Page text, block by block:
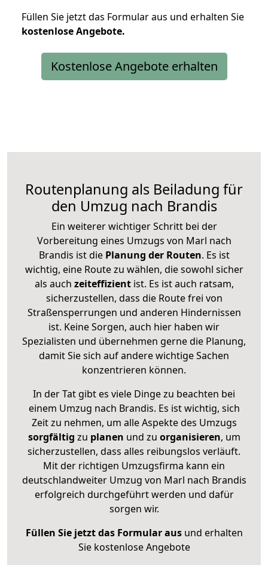
Füllen Sie jetzt das Formular aus und erhalten Sie
kostenloseAngebote.
Kostenlose Angebote erhalten
Routenplanung als Beiladung für
den Umzug nach Brandis
Ein weiterer wichtiger Schritt bei der
Vorbereitung eines Umzugs von Marl nach
Brandis ist diePlanung der Routen. Es ist
wichtig, eine Route zu wählen, die sowohl sicher
als auch zeiteffizientist. Es ist auch ratsam,
sicherzustellen, dass die Route frei von
Straßensperrungen und anderen Hindernissen
ist. Keine Sorgen, auch hier haben wir
Spezialisten und übernehmen gerne die Planung,
damit Sie sich auf andere wichtige Sachen
konzentrieren können.
In der Tat gibt es viele Dinge zu beachten bei
einem Umzug nach Brandis. Es ist wichtig, sich
Zeit zu nehmen, um alle Aspekte des Umzugs
sorgfältig zu planen und zu organisieren, um
sicherzustellen, dass alles reibungslos verläuft.
Mit der richtigen Umzugsfirma kann ein
deutschlandweiter Umzug von Marl nach Brandis
erfolgreich durchgeführt werden und dafür
sorgen wir.
Füllen Sie jetzt das Formular ausund erhalten
Sie kostenlose Angebote